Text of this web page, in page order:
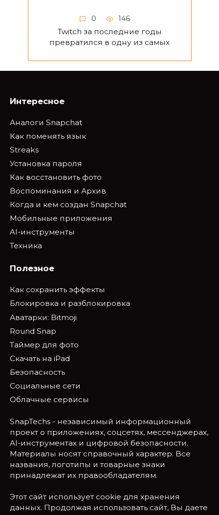
0 146
Twitch за последние годы
превратился в одну из самых
Интересное
Аналоги Snapchat
Как поменять язык
Streaks
Установка пароля
Как восстановить фото
Воспоминания и Архив
Когда и кем создан Snapchat
Мобильные приложения
AI-инструменты
Техника
Полезное
Как сохранить эффекты
Блокировка и разблокировка
Аватарки: Bitmoji
Round Snap
Таймер для фото
Скачать на iPad
Безопасность
Социальные сети
Облачные сервисы
SnapTechs - независимый информационный
проект о приложениях, соцсетях, мессенджерах,
AI-инструментах и цифровой безопасности.
Материалы носят справочный характер. Все
названия, логотипы и товарные знаки
принадлежат их правообладателям.
Этот сайт использует cookie для хранения
данных. Продолжая использовать сайт, Вы даете